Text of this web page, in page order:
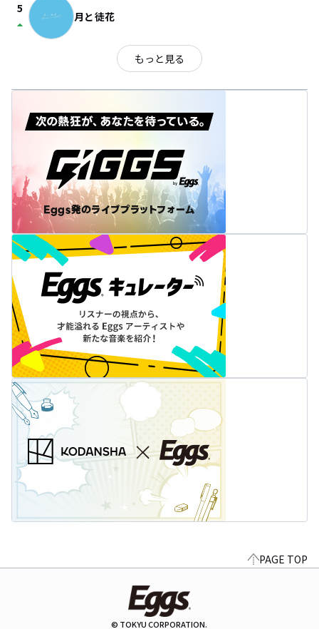
5
arrow_drop_up 月と徒花
もっと見る
PAGE TOP
© TOKYU CORPORATION.